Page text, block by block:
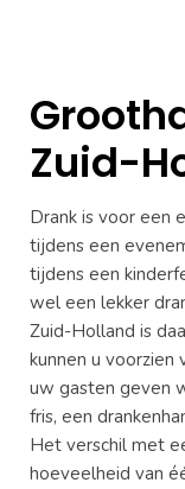
Zuid-
Drank is voor een
tijdens een
tijdens een
wel een lekker
Zuid-Holland is
kunnen u voorzien
uw gasten geven
fris, een
Het verschil met
hoeveelheid van